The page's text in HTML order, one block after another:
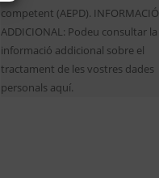
competent (AEPD). INFORMACIÓ
ADDICIONAL: Podeu consultar la
informació addicional sobre el
tractament de les vostres dades
personals aquí.